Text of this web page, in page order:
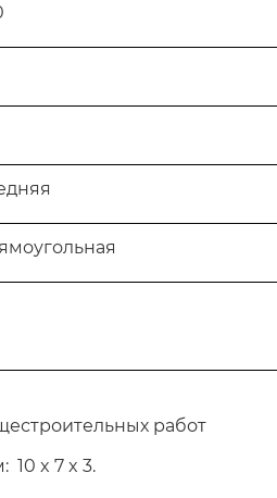
работ
10 x 7 x 3.